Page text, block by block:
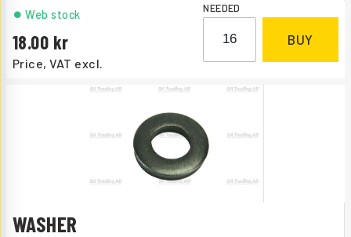
Price, VAT excl.
18.00
Web stock NEEDED
BUY
WASHER